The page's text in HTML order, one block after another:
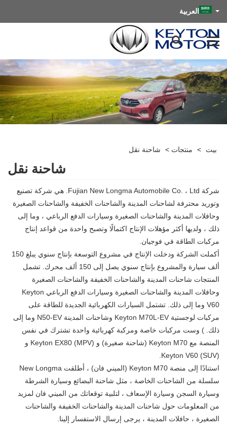
العربية
بيت > منتجات > شاحنة نقل
شاحنة نقل
شركة Fujian New Longma Automobile Co. ، Ltd. هي شركة تصنيع
وتوريد محترفة لشاحنات المدينة والشاحنات الخفيفة والشاحنات الصغيرة
وحافلات المدينة والشاحنات الصغيرة وسيارات الدفع الرباعي ، وما إلى
ذلك ، ولديها أكثر مؤهلات الإنتاج اكتمالًا وتصبح واحدة من قواعد إنتاج
مركبات الطاقة في فوجيان.
أكملت الشركة ودخلت الإنتاج في مشروع التوسعة بإنتاج سنوي يبلغ 150
ألف سيارة والمشروع بإنتاج سنوي يصل إلى 150 ألف محرك. تشمل
المنتجات شاحنات المدينة والشاحنات الخفيفة والشاحنات الصغيرة
وحافلات المدينة والشاحنات الصغيرة وسيارات الدفع الرباعي Keyton
V60 وما إلى ذلك. تشتمل السيارات الكهربائية الجديدة للطاقة على
مركبات لوجستية Keyton M70L-EV وشاحنات المدينة N50-EV وما إلى
ذلك. ) وست مركبات خاصة ومركبة كهربائية واحدة تشترك في نفس
المنصة مع Keyton M70 (شاحنة صغيرة) و Keyton EX80 (MPV) و
Keyton V60 (SUV).
استنادًا إلى منصة Keyton M70 (الميني فان) ، أطلقت New Longma
سلسلة من الشاحنات الخاصة ، مثل شاحنة البضائع وسيارة الشرطة
وسيارة السجن وسيارة الإسعاف ، لتلبية توقعاتك من الميني فان لمزيد
من المعلومات حول شاحنات المدينة والشاحنات الخفيفة والشاحنات
الصغيرة ، حافلات المدينة ، يرجى إرسال الاستفسار إلينا.